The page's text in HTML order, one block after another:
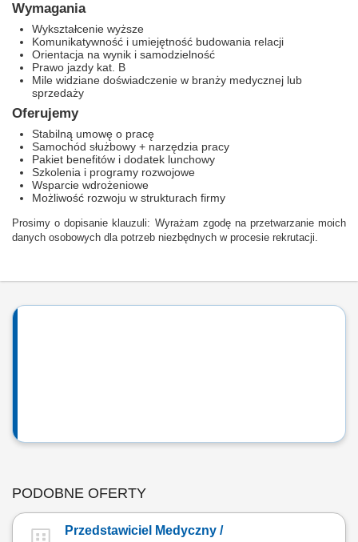
Wymagania
Wykształcenie wyższe
Komunikatywność i umiejętność budowania relacji
Orientacja na wynik i samodzielność
Prawo jazdy kat. B
Mile widziane doświadczenie w branży medycznej lub
sprzedaży
Oferujemy
Stabilną umowę o pracę
Samochód służbowy + narzędzia pracy
Pakiet benefitów i dodatek lunchowy
Szkolenia i programy rozwojowe
Wsparcie wdrożeniowe
Możliwość rozwoju w strukturach firmy
Prosimy o dopisanie klauzuli: Wyrażam zgodę na przetwarzanie moich
danych osobowych dla potrzeb niezbędnych w procesie rekrutacji.
PODOBNE OFERTY
Przedstawiciel Medyczny /